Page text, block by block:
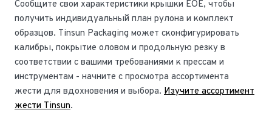
Сообщите свои характеристики крышки EOE, чтобы
получить индивидуальный план рулона и комплект
образцов. Tinsun Packaging может сконфигурировать
калибры, покрытие оловом и продольную резку в
соответствии с вашими требованиями к прессам и
инструментам - начните с просмотра ассортимента
жести для вдохновения и выбора. Изучите ассортимент
жести Tinsun.